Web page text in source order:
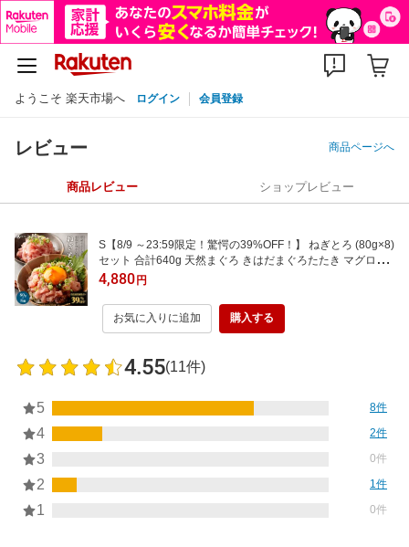
ようこそ 楽天市場へ ログイン 会員登録
レビュー 商品ページへ
商品レビュー ショップレビュー
S【8/9 ～23:59限定！驚愕の39%OFF！】 ねぎとろ (80g×8)
セット 合計640g 天然まぐろ きはだまぐろたたき マグロた
たき ネギトロ 魚 プレゼント 焼津産 国産 詰め合わせ 海鮮 ト
ロ 非常食 保存食 冷凍ストック 健康 時短 中容量化 sale SAL
E セール
4,880円
お気に入りに追加 購入する
4.55(11件)
5 8件
4 2件
3 0件
2 1件
1 0件